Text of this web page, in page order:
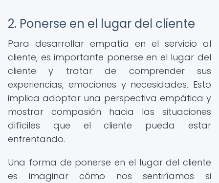
2. Ponerse en el lugar del cliente
Para desarrollar empatía en el servicio al
cliente, es importante ponerse en el lugar del
cliente y tratar de comprender sus
experiencias, emociones y necesidades. Esto
implica adoptar una perspectiva empática y
mostrar compasión hacia las situaciones
difíciles que el cliente pueda estar
enfrentando.
Una forma de ponerse en el lugar del cliente
es imaginar cómo nos sentiríamos si